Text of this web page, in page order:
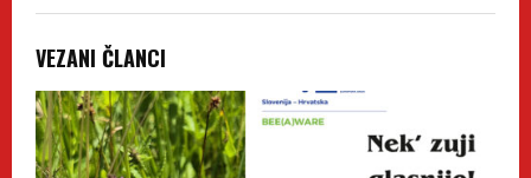
VEZANI ČLANCI